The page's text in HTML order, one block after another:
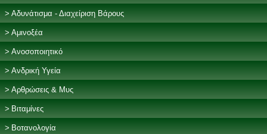
Αδυνάτισμα - Διαχείριση Βάρους
Αμινοξέα
Ανοσοποιητικό
Ανδρική Υγεία
Αρθρώσεις & Μυς
Βιταμίνες
Βοτανολογία